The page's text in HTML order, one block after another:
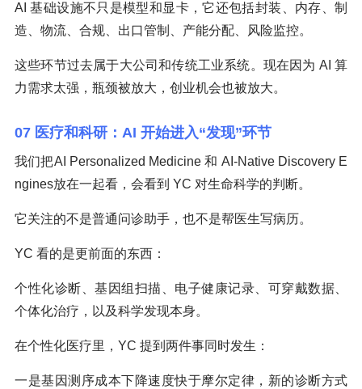
AI 基础设施不只是模型和显卡，它还包括封装、内存、制
造、物流、合规、出口管制、产能分配、风险监控。
这些环节过去属于大公司和传统工业系统。现在因为 AI 算
力需求太强，瓶颈被放大，创业机会也被放大。
07 医疗和科研：AI 开始进入“发现”环节
我们把AI Personalized Medicine 和 AI-Native Discovery E
ngines放在一起看，会看到 YC 对生命科学的判断。
它关注的不是普通问诊助手，也不是帮医生写病历。
YC 看的是更前面的东西：
个性化诊断、基因组扫描、电子健康记录、可穿戴数据、
个体化治疗，以及科学发现本身。
在个性化医疗里，YC 提到两件事同时发生：
一是基因测序成本下降速度快于摩尔定律，新的诊断方式